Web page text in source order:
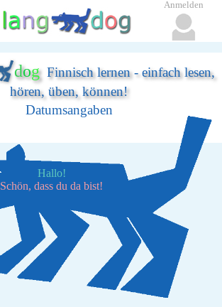
dogFinnisch lernen - einfach lesen,
hören, üben, können!
Datumsangaben
Hallo!
Schön, dass du da bist!
Anmelden